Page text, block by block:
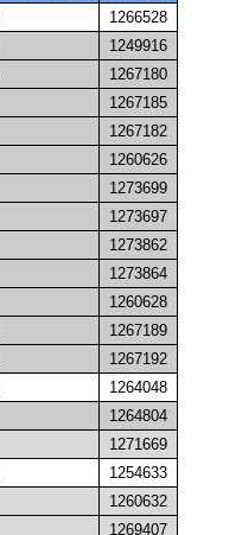
1266528
1249916
1267180
1267185
1267182
1260626
1273699
1273697
1273862
1273864
1260628
1267189
1267192
1264048
1264804
1271669
1254633
1260632
1269407